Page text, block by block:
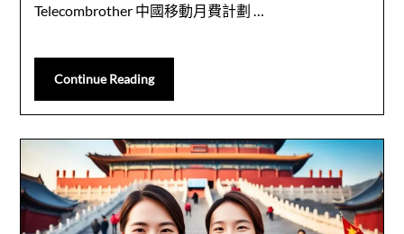
Telecombrother 中國移動月費計劃 …
Continue Reading